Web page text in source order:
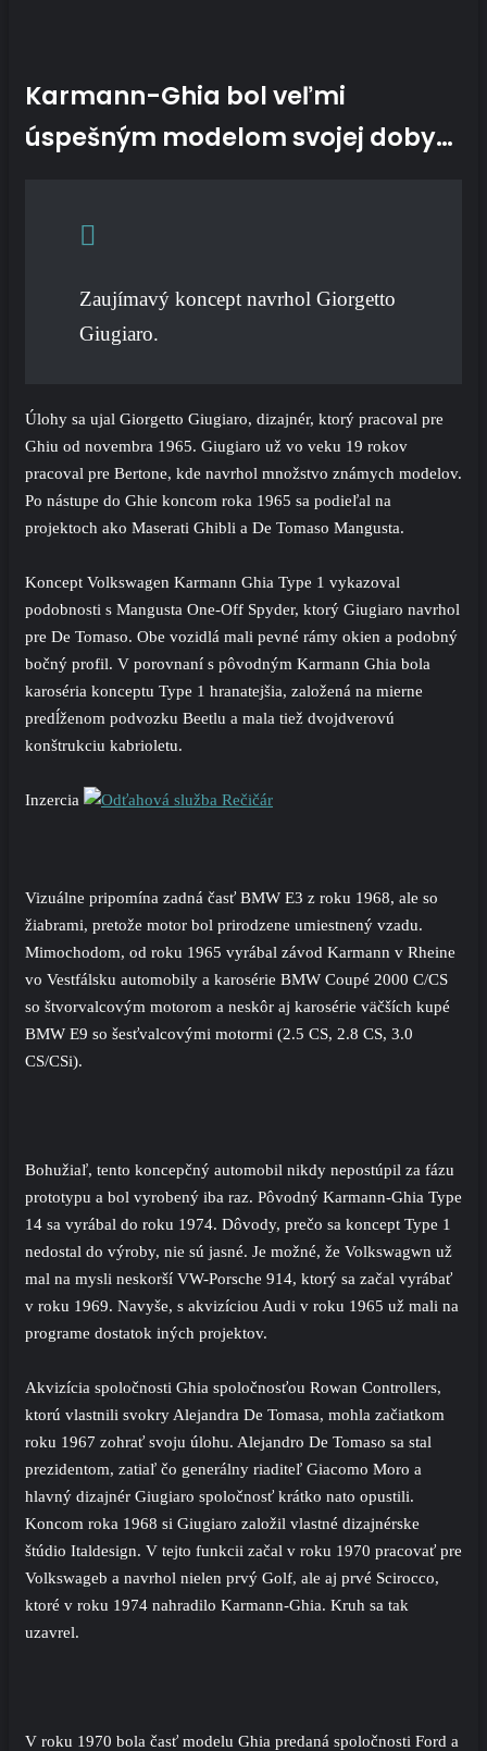
Karmann-Ghia bol veľmi
úspešným modelom svojej doby…
Zaujímavý koncept navrhol Giorgetto
Giugiaro.
Úlohy sa ujal Giorgetto Giugiaro, dizajnér, ktorý pracoval pre
Ghiu od novembra 1965. Giugiaro už vo veku 19 rokov
pracoval pre Bertone, kde navrhol množstvo známych modelov.
Po nástupe do Ghie koncom roka 1965 sa podieľal na
projektoch ako Maserati Ghibli a De Tomaso Mangusta.
Koncept Volkswagen Karmann Ghia Type 1 vykazoval
podobnosti s Mangusta One-Off Spyder, ktorý Giugiaro navrhol
pre De Tomaso. Obe vozidlá mali pevné rámy okien a podobný
bočný profil. V porovnaní s pôvodným Karmann Ghia bola
karoséria konceptu Type 1 hranatejšia, založená na mierne
predĺženom podvozku Beetlu a mala tiež dvojdverovú
konštrukciu kabrioletu.
Inzercia
Vizuálne pripomína zadná časť BMW E3 z roku 1968, ale so
žiabrami, pretože motor bol prirodzene umiestnený vzadu.
Mimochodom, od roku 1965 vyrábal závod Karmann v Rheine
vo Vestfálsku automobily a karosérie BMW Coupé 2000 C/CS
so štvorvalcovým motorom a neskôr aj karosérie väčších kupé
BMW E9 so šesťvalcovými motormi (2.5 CS, 2.8 CS, 3.0
CS/CSi).
Bohužiaľ, tento koncepčný automobil nikdy nepostúpil za fázu
prototypu a bol vyrobený iba raz. Pôvodný Karmann-Ghia Type
14 sa vyrábal do roku 1974. Dôvody, prečo sa koncept Type 1
nedostal do výroby, nie sú jasné. Je možné, že Volkswagwn už
mal na mysli neskorší VW-Porsche 914, ktorý sa začal vyrábať
v roku 1969. Navyše, s akvizíciou Audi v roku 1965 už mali na
programe dostatok iných projektov.
Akvizícia spoločnosti Ghia spoločnosťou Rowan Controllers,
ktorú vlastnili svokry Alejandra De Tomasa, mohla začiatkom
roku 1967 zohrať svoju úlohu. Alejandro De Tomaso sa stal
prezidentom, zatiaľ čo generálny riaditeľ Giacomo Moro a
hlavný dizajnér Giugiaro spoločnosť krátko nato opustili.
Koncom roka 1968 si Giugiaro založil vlastné dizajnérske
štúdio Italdesign. V tejto funkcii začal v roku 1970 pracovať pre
Volkswageb a navrhol nielen prvý Golf, ale aj prvé Scirocco,
ktoré v roku 1974 nahradilo Karmann-Ghia. Kruh sa tak
uzavrel.
V roku 1970 bola časť modelu Ghia predaná spoločnosti Ford a